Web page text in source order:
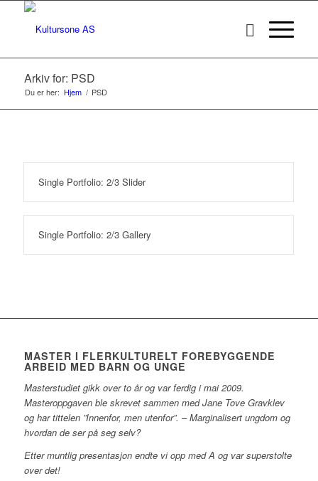
Arkiv for: PSD
Du er her: Hjem / PSD
Single Portfolio: 2/3 Slider
Single Portfolio: 2/3 Gallery
MASTER I FLERKULTURELT FOREBYGGENDE
ARBEID MED BARN OG UNGE
Masterstudiet gikk over to år og var ferdig i mai 2009.
Masteroppgaven ble skrevet sammen med Jane Tove Gravklev
og har tittelen ”Innenfor, men utenfor”. – Marginalisert ungdom og
hvordan de ser på seg selv?
Etter muntlig presentasjon endte vi opp med A og var superstolte
over det!